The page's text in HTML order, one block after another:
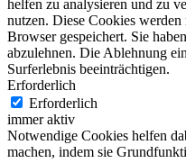
helfen zu analysieren und zu
nutzen. Diese Cookies
Browser gespeichert. Sie
abzulehnen. Die Ablehnung
Surferlebnis beeinträchtigen.
Erforderlich
Erforderlich
immer aktiv
Notwendige Cookies helfen
machen, indem sie